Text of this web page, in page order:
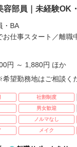
部員｜未経験OK
・BA
お仕事スタート／離
円 ～ 1,880円 ほか
望勤務地はご相談く
社割制度
男女歓迎
ノルマなし
メイク